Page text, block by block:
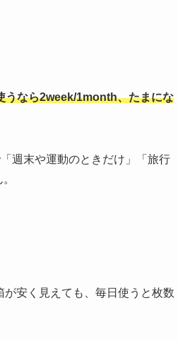
うなら2week/1month、たまにな
週末や運動のときだけ」「旅行
安く見えても、毎日使うと枚数